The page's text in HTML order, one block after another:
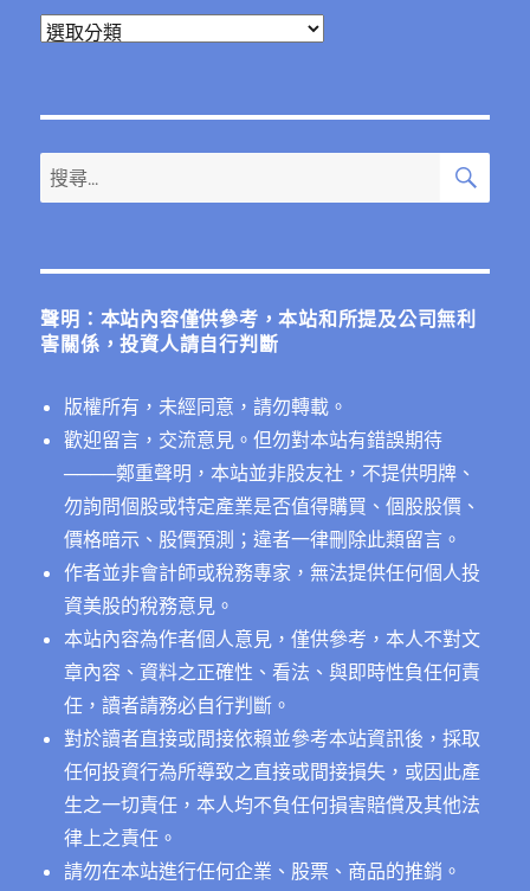
分
搜
尋
鍵
搜
聲明：本站內容僅供參考，本站和所提及公司無利
害關係，投資人請自行判斷
版權所有，未經同意，請勿轉載。
歡迎留言，交流意見。但勿對本站有錯誤期待
────鄭重聲明，本站並非股友社，不提供明牌、
勿詢問個股或特定產業是否值得購買、個股股價、
價格暗示、股價預測；違者一律刪除此類留言。
作者並非會計師或稅務專家，無法提供任何個人投
資美股的稅務意見。
本站內容為作者個人意見，僅供參考，本人不對文
章內容、資料之正確性、看法、與即時性負任何責
任，讀者請務必自行判斷。
對於讀者直接或間接依賴並參考本站資訊後，採取
任何投資行為所導致之直接或間接損失，或因此產
生之一切責任，本人均不負任何損害賠償及其他法
律上之責任。
請勿在本站進行任何企業、股票、商品的推銷。